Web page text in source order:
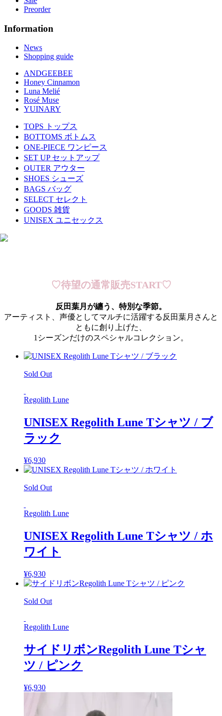
Preorder
Information
News
Shopping guide
ANDGEEBEE
Honey Cinnamon
Luna Melié
Rosé Muse
YUINARY
TOPS
トップス
BOTTOMS ボトムス
ONE-PIECE ワンピース
SET UP セットアップ
OUTER アウター
SHOES シューズ
BAGS バッグ
SELECT セレクト
GOODS 雑貨
UNISEX ユニセックス
♡待望の通常販売START♡
反田葉月が纏う、特別な季節。
アーティスト、声優としてマルチに活躍する反田葉月さんと
ともに創り上げた、
1シーズンだけのスペシャルコレクション。
Sold Out
Regolith Lune
UNISEX Regolith Lune Tシャツ / ブ
ラック
¥6,930
Sold Out
Regolith Lune
UNISEX Regolith Lune Tシャツ / ホ
ワイト
¥6,930
Sold Out
Regolith Lune
サイドリボンRegolith Lune Tシャ
ツ / ピンク
¥6,930